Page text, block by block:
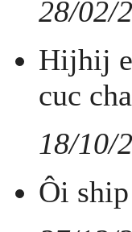
28/02/
Hijhij e
cuc
18/10/
Ôi